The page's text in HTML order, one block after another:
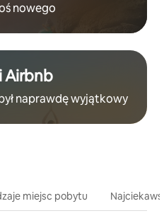
nowego
Airbnb
naprawdę wyjątkowy
miejsc pobytu